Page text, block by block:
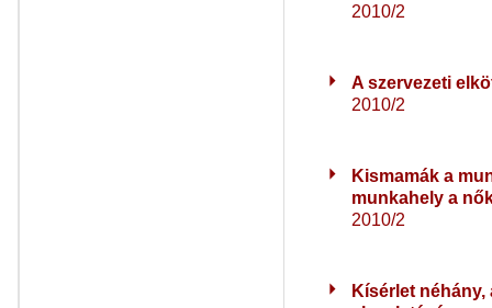
2010/2
A szervezeti
2010/2
Kismamák a
munkahely a
2010/2
Kísérlet